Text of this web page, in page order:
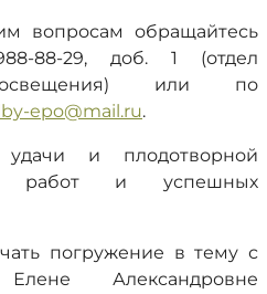
вопросам обращайтесь
88-29, доб. 1 (отдел
или по
epo@mail.ru.
и плодотворной
работ и успешных
погружение в тему с
Александровне